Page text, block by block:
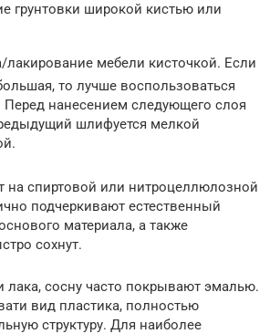
грунтовки широкой кистью или
лакирование мебели кисточкой. Если
то лучше воспользоваться
Перед нанесением следующего слоя
шлифуется мелкой
на спиртовой или нитроцеллюлозной
подчеркивают естественный
материала, а также
сохнут.
сосну часто покрывают эмалью.
вид пластика, полностью
структуру. Для наиболее